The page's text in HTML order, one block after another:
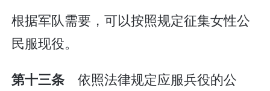
根据军队需要，可以按照规定征集女性公
民服现役。
第十三条 依照法律规定应服兵役的公